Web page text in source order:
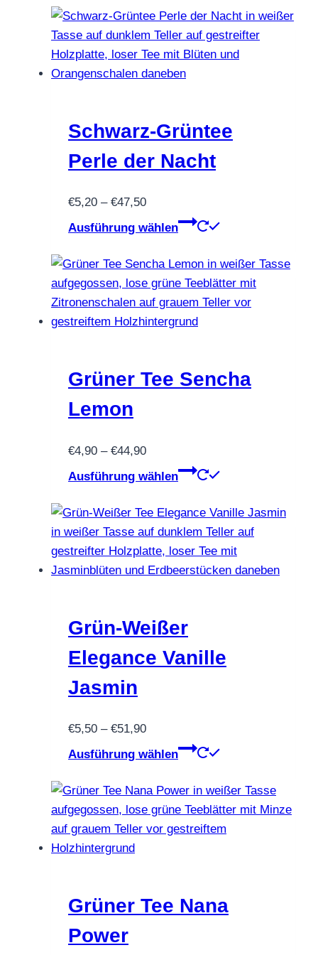
Schwarz-Grüntee
Perle der Nacht
€5,20 – €47,50Preisspanne:
€5,20
€47,50
Ausführung wählen
Dieses
weist
mehrere
Varianten
können
werden
Grüner Tee Sencha
Lemon
€4,90 – €44,90Preisspanne:
€4,90
€44,90
Ausführung wählen
Dieses
weist
mehrere
Varianten
auf.
der
Grün-Weißer
Elegance Vanille
Jasmin
€5,50 – €51,90Preisspanne:
€5,50
€51,90
Ausführung wählen
Dieses
weist
mehrere
Varianten
können
Grüner Tee Nana
Power